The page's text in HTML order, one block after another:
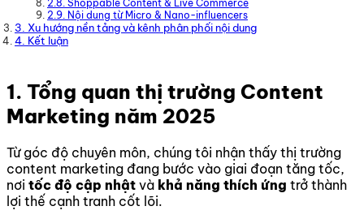
2.8. Shoppable Content & Live Commerce
2.9. Nội dung từ Micro & Nano-influencers
3. Xu hướng nền tảng và kênh phân phối nội dung
4. Kết luận
1. Tổng quan thị trường Content
Marketing năm 2025
Từ góc độ chuyên môn, chúng tôi nhận thấy thị trường
content marketing đang bước vào giai đoạn tăng tốc,
nơi tốc độ cập nhật và khả năng thích ứng trở thành
lợi thế cạnh tranh cốt lõi.